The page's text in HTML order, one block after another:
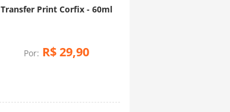
Transfer Print Corfix - 60ml
Por: R$29,90